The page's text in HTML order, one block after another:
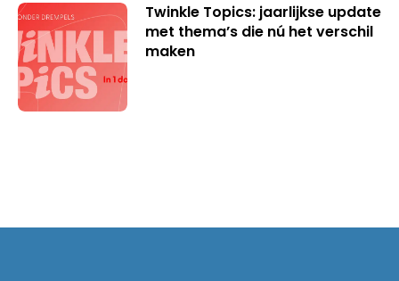
Twinkle Topics: jaarlijkse update
met thema’s die nú het verschil
maken